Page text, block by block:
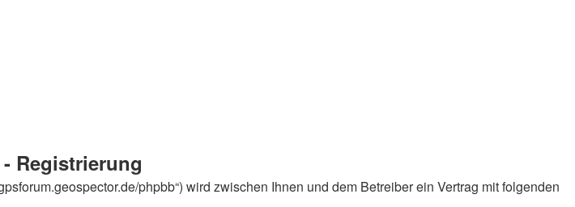
Registrierung
phpbb“) wird zwischen Ihnen und dem Betreiber ein Vertrag mit folgenden